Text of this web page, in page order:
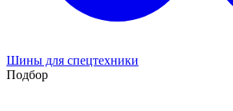
Шины для спецтехники
Подбор